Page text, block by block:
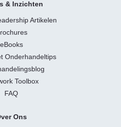
& Inzichten
Artikelen
eBooks
Onderhandeltips
Toolbox
FAQ
Ons